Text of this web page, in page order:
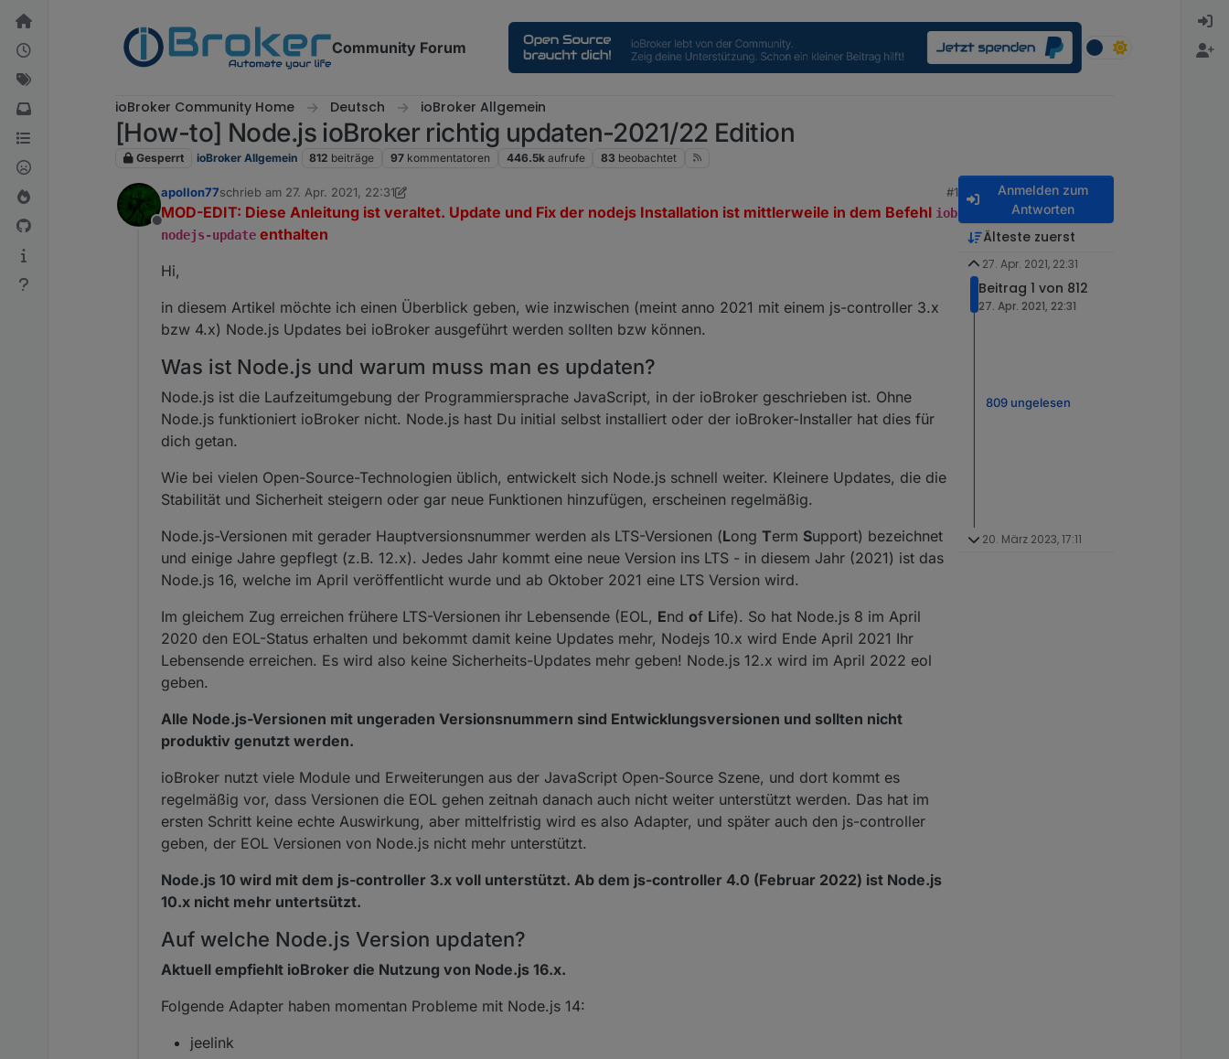
Weiter zum Inhalt
Community Forum
ioBroker Community Home Deutsch ioBroker Allgemein
[How-to] Node.js ioBroker richtig updaten-2021/22 Edition
Gesperrt ioBroker Allgemein 812 beiträge 97 kommentatoren 446.5k aufrufe 83 beobachtet
Offline
apollon77schrieb am 27. Apr. 2021, 22:31
zuletzt editiert von Homoran
#1
MOD-EDIT: Diese Anleitung ist veraltet. Update und Fix der nodejs Installation ist mittlerweile in dem Befehl iob
nodejs-update enthalten
Hi,
in diesem Artikel möchte ich einen Überblick geben, wie inzwischen (meint anno 2021 mit einem js-controller 3.x
bzw 4.x) Node.js Updates bei ioBroker ausgeführt werden sollten bzw können.
Was ist Node.js und warum muss man es updaten?
Node.js ist die Laufzeitumgebung der Programmiersprache JavaScript, in der ioBroker geschrieben ist. Ohne
Node.js funktioniert ioBroker nicht. Node.js hast Du initial selbst installiert oder der ioBroker-Installer hat dies für
dich getan.
Wie bei vielen Open-Source-Technologien üblich, entwickelt sich Node.js schnell weiter. Kleinere Updates, die die
Stabilität und Sicherheit steigern oder gar neue Funktionen hinzufügen, erscheinen regelmäßig.
Node.js-Versionen mit gerader Hauptversionsnummer werden als LTS-Versionen (Long Term Support) bezeichnet
und einige Jahre gepflegt (z.B. 12.x). Jedes Jahr kommt eine neue Version ins LTS - in diesem Jahr (2021) ist das
Node.js 16, welche im April veröffentlicht wurde und ab Oktober 2021 eine LTS Version wird.
Im gleichem Zug erreichen frühere LTS-Versionen ihr Lebensende (EOL, End of Life). So hat Node.js 8 im April
2020 den EOL-Status erhalten und bekommt damit keine Updates mehr, Nodejs 10.x wird Ende April 2021 Ihr
Lebensende erreichen. Es wird also keine Sicherheits-Updates mehr geben! Node.js 12.x wird im April 2022 eol
geben.
Alle Node.js-Versionen mit ungeraden Versionsnummern sind Entwicklungsversionen und sollten nicht
produktiv genutzt werden.
ioBroker nutzt viele Module und Erweiterungen aus der JavaScript Open-Source Szene, und dort kommt es
regelmäßig vor, dass Versionen die EOL gehen zeitnah danach auch nicht weiter unterstützt werden. Das hat im
ersten Schritt keine echte Auswirkung, aber mittelfristig wird es also Adapter, und später auch den js-controller
geben, der EOL Versionen von Node.js nicht mehr unterstützt.
Node.js 10 wird mit dem js-controller 3.x voll unterstützt. Ab dem js-controller 4.0 (Februar 2022) ist Node.js
10.x nicht mehr untertsützt.
Auf welche Node.js Version updaten?
Aktuell empfiehlt ioBroker die Nutzung von Node.js 16.x.
Folgende Adapter haben momentan Probleme mit Node.js 14:
jeelink
Anmelden zum
Antworten
Älteste zuerst
27. Apr. 2021, 22:31
Beitrag 1 von 812
27. Apr. 2021, 22:31
809 ungelesen
20. März 2023, 17:11